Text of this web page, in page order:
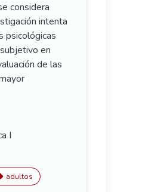
considera
intenta
psicológicas
en
de las
I
adultos